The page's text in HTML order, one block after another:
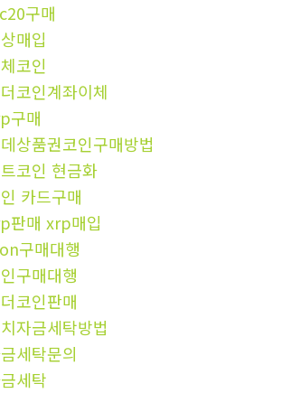
구매
매입
코인
코인계좌이체
구매
상품권코인구매방법
코인 현금화
카드구매
판매 xrp매입
구매대행
구매대행
코인판매
자금세탁방법
세탁문의
세탁